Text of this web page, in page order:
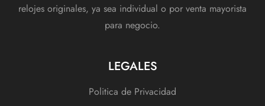
relojes originales, ya sea individual o por venta mayorista
para negocio.
LEGALES
Politica de Privacidad